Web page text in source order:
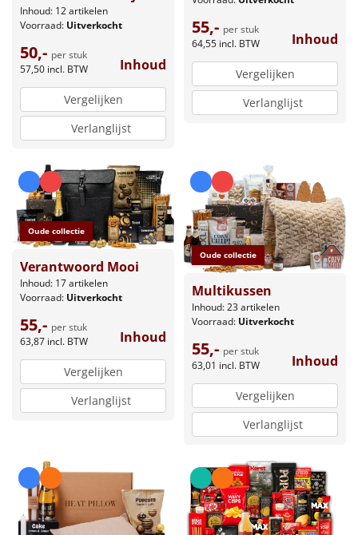
Inhoud: 12 artikelen
Voorraad: Uitverkocht
50,- per stuk
57,50 incl. BTW Inhoud
Vergelijken
Verlanglijst
55,- per stuk
64,55 incl. BTW Inhoud
Vergelijken
Verlanglijst
Oude collectie
Verantwoord Mooi
Inhoud: 17 artikelen
Voorraad: Uitverkocht
55,- per stuk
63,87 incl. BTW Inhoud
Vergelijken
Verlanglijst
Oude collectie
Multikussen
Inhoud: 23 artikelen
Voorraad: Uitverkocht
55,- per stuk
63,01 incl. BTW Inhoud
Vergelijken
Verlanglijst